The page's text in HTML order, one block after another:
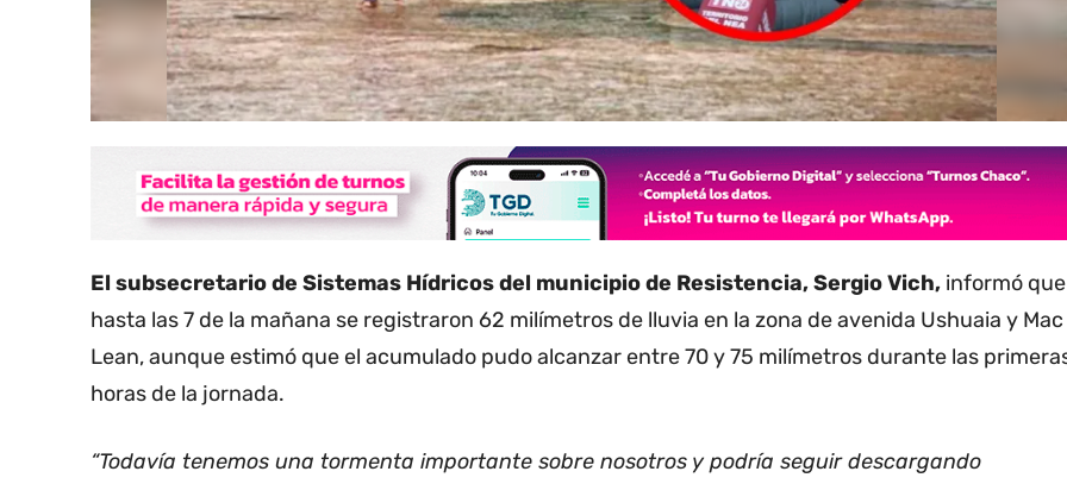
El subsecretario de Sistemas Hídricos del municipio de Resistencia, Sergio Vich, informó que
hasta las 7 de la mañana se registraron 62 milímetros de lluvia en la zona de avenida Ushuaia y Mac
Lean, aunque estimó que el acumulado pudo alcanzar entre 70 y 75 milímetros durante las
horas de la jornada.
“Todavía tenemos una tormenta importante sobre nosotros y podría seguir descargando